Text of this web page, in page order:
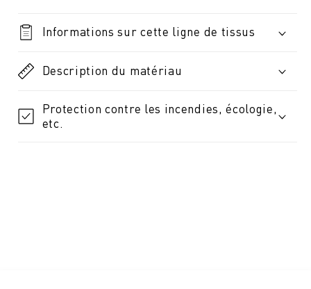
Informations sur cette ligne de tissus
Description du matériau
Protection contre les incendies, écologie,
etc.